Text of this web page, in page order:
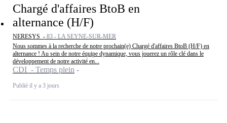
Chargé d'affaires BtoB en
alternance (H/F)
NERESYS - 83 - LA SEYNE-SUR-MER
Nous sommes à la recherche de notre prochain(e) Chargé d'affaires BtoB (H/F) en
alternance ! Au sein de notre équipe dynamique, vous jouerez un rôle clé dans le
développement de notre activité en...
CDI - Temps plein
Publié il y a 3 jours